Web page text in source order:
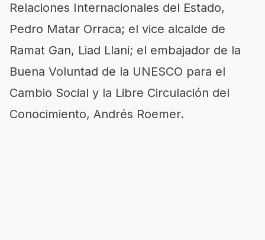
Relaciones Internacionales del Estado,
Pedro Matar Orraca; el vice alcalde de
Ramat Gan, Liad Llani; el embajador de la
Buena Voluntad de la UNESCO para el
Cambio Social y la Libre Circulación del
Conocimiento, Andrés Roemer.